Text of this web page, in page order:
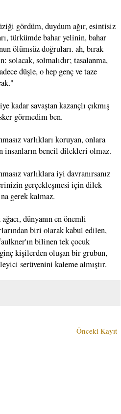
gördüm, duydum ağır, esintisiz
türkümde bahar yelinin, bahar
ölümsüz doğruları. ah, bırak
solacak, solmalıdır; tasalanma,
düşle, o hep genç ve taze
kadar savaştan kazançlı çıkmış
görmedim ben.
varlıkları koruyan, onlara
insanların bencil dilekleri olmaz.
varlıklara iyi davranırsanız
gerçekleşmesi için dilek
gerek kalmaz.
dünyanın en önemli
biri olarak kabul edilen,
bilinen tek çocuk
kişilerden oluşan bir grubun,
serüvenini kaleme almıştır.
Önceki Kayıt